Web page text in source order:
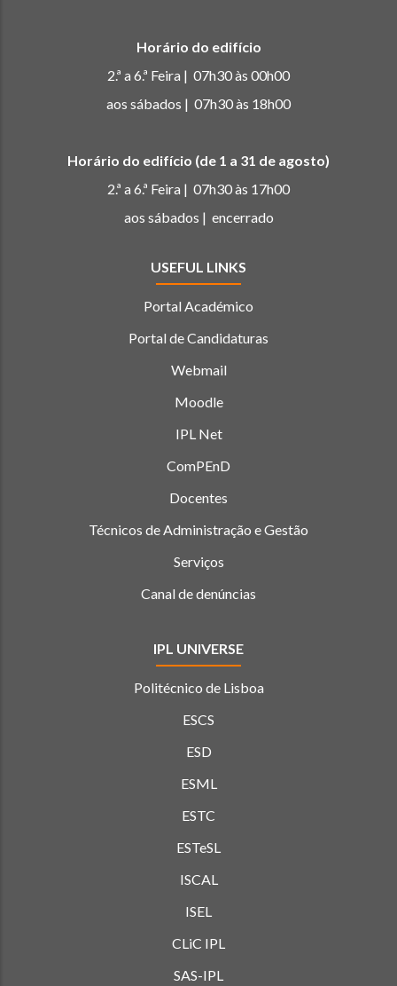
Horário do edifício
2.ª a 6.ª Feira | 07h30 às 00h00
aos sábados | 07h30 às 18h00
Horário do edifício (de 1 a 31 de agosto)
2.ª a 6.ª Feira | 07h30 às 17h00
aos sábados | encerrado
USEFUL LINKS
Portal Académico
Portal de Candidaturas
Webmail
Moodle
IPL Net
ComPEnD
Docentes
Técnicos de Administração e Gestão
Serviços
Canal de denúncias
IPL UNIVERSE
Politécnico de Lisboa
ESCS
ESD
ESML
ESTC
ESTeSL
ISCAL
ISEL
CLiC IPL
SAS-IPL